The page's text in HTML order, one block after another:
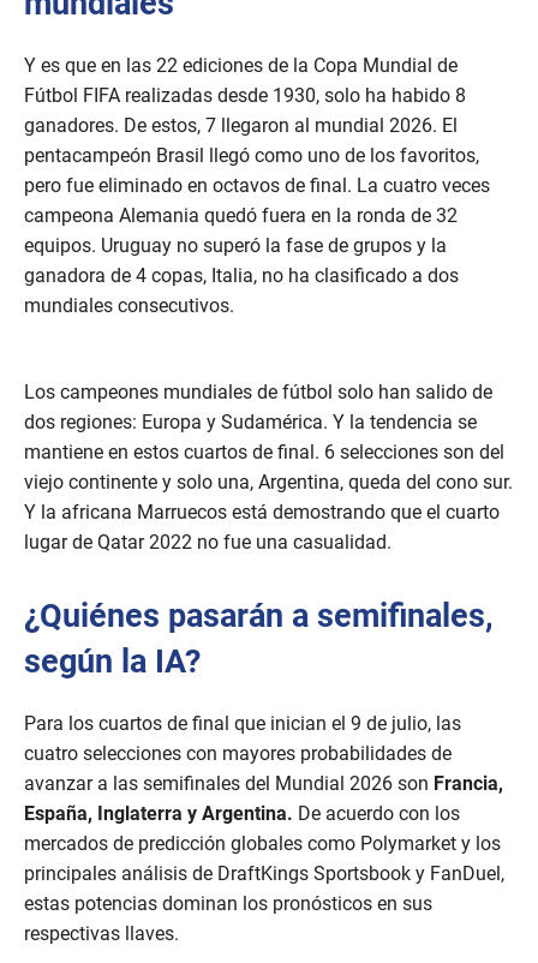
Y es que en las 22 ediciones de la Copa Mundial de
Fútbol FIFA realizadas desde 1930, solo ha habido 8
ganadores. De estos, 7 llegaron al mundial 2026. El
pentacampeón Brasil llegó como uno de los favoritos,
pero fue eliminado en octavos de final. La cuatro veces
campeona Alemania quedó fuera en la ronda de 32
equipos. Uruguay no superó la fase de grupos y la
ganadora de 4 copas, Italia, no ha clasificado a dos
mundiales consecutivos.
Los campeones mundiales de fútbol solo han salido de
dos regiones: Europa y Sudamérica. Y la tendencia se
mantiene en estos cuartos de final. 6 selecciones son del
viejo continente y solo una, Argentina, queda del cono sur.
Y la africana Marruecos está demostrando que el cuarto
lugar de Qatar 2022 no fue una casualidad.
¿Quiénes pasarán a semifinales,
según la IA?
Para los cuartos de final que inician el 9 de julio, las
cuatro selecciones con mayores probabilidades de
avanzar a las semifinales del Mundial 2026 son Francia,
España, Inglaterra y Argentina. De acuerdo con los
mercados de predicción globales como Polymarket y los
principales análisis de DraftKings Sportsbook y FanDuel,
estas potencias dominan los pronósticos en sus
respectivas llaves.